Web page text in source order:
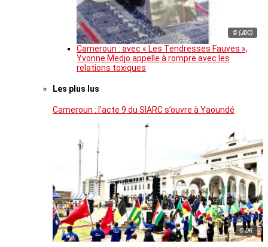
© (JDC)
Cameroun : avec « Les Tendresses Fauves »,
Yvonne Medjo appelle à rompre avec les
relations toxiques
Les plus lus
Cameroun : l’acte 9 du SIARC s’ouvre à Yaoundé
© DR